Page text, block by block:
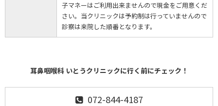
子マネーはご利用出来ませんので現金をご用意くだ
さい。当クリニックは予約制は行っていませんので
診察は来院した順番となります。
耳鼻咽喉科 いとうクリニックに行く前にチェック！
072-844-4187